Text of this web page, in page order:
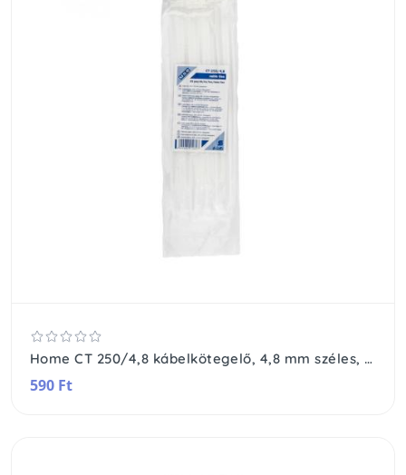
Home CT 250/4,8 kábelkötegelő, 4,8 mm széles, 250 mm hosszú, 25 db, átlátszó
590 Ft